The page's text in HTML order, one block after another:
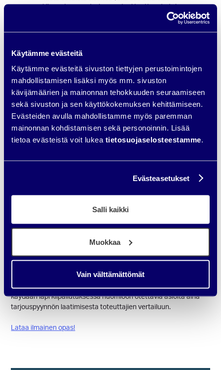
Käytämme evästeitä
Käytämme evästeitä sivuston tiettyjen perustoimintojen
mahdollistamisen lisäksi myös mm. sivuston
kävijämäärien ja mainonnan tehokkuuden seuraamiseen
sekä sivuston ja sen käyttökokemuksen kehittämiseen.
Evästeiden avulla mahdollistamme myös paremman
mainonnan kohdistamisen sekä personoinnin. Lisää
tietoa evästeistä voit lukea tietosuojaselosteestamme.
Evästeasetukset
Salli kaikki
Muokkaa
Vain välttämättömät
Kiinnitä huomiota myös sisällön syöttöön
Lataa ilmainen verkkosivujen
ostajan opas
tapauksessa, lataa ihmeessä ilmainen oppaamme. Opas on
tehty auttamaan yrityksiä verkkosivujen ostamisessa, ja siinä
käydään läpi kilpailutuksessa huomioon otettavia asioita aina
tarjouspyynnön laatimisesta toteuttajien vertailuun.
Lataa ilmainen opas!